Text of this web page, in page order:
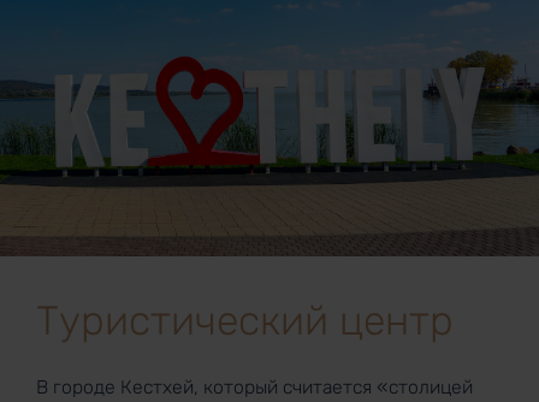
Туристический центр
В городе Кестхей, который считается «столицей